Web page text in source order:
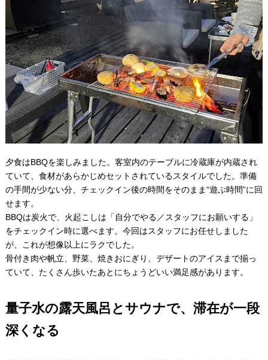
夕食はBBQを楽しみました。客室内のテーブルに冷蔵庫が内蔵され
ていて、食材があらかじめセットされているスタイルでした。準備
の手間が少ない分、チェックイン後の時間をそのまま“遊ぶ時間”に回
せます。
BBQは炭火で、火起こしは「自分でやる／スタッフにお願いする」
をチェックイン時に選べます。今回はスタッフにお任せしました
が、これが想像以上にラクでした。
骨付き肉や帆立、野菜、焼きおにぎり、デザートのアイスまで揃っ
ていて、たくさん歩いたあとにちょうどいい満足感があります。
量子水の露天風呂とサウナで、滞在が一段
深くなる